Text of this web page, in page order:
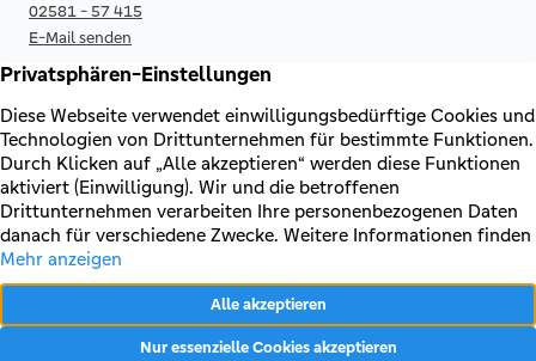
02581 - 57 415
E-Mail senden
RECHTLICHES & KONTAKT
Kontakt
AGB & Sonderbedingungen
Erklärung zur Barrierefreiheit
Datenschutz
Vertrag widerrufen